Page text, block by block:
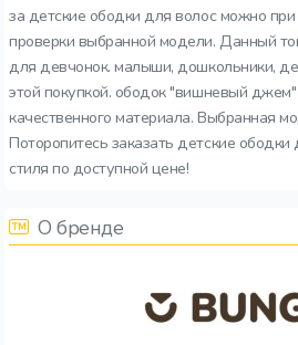
за детские ободки для волос можно
проверки выбранной модели. Данный
для девчонок. малыши, дошкольники,
этой покупкой. ободок "вишневый
качественного материала. Выбранная
Поторопитесь заказать детские
стиля по доступной цене!
О бренде